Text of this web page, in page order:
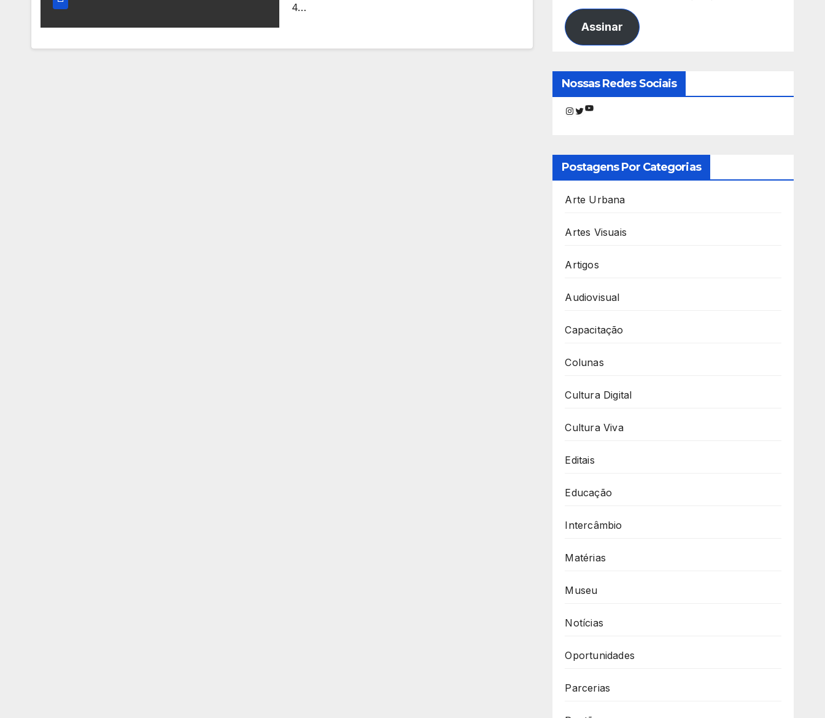
4…
Assinar
Nossas Redes Sociais
Instagram
Twitter
Youtube
Postagens Por Categorias
Arte Urbana
Artes Visuais
Artigos
Audiovisual
Capacitação
Colunas
Cultura Digital
Cultura Viva
Editais
Educação
Intercâmbio
Matérias
Museu
Notícias
Oportunidades
Parcerias